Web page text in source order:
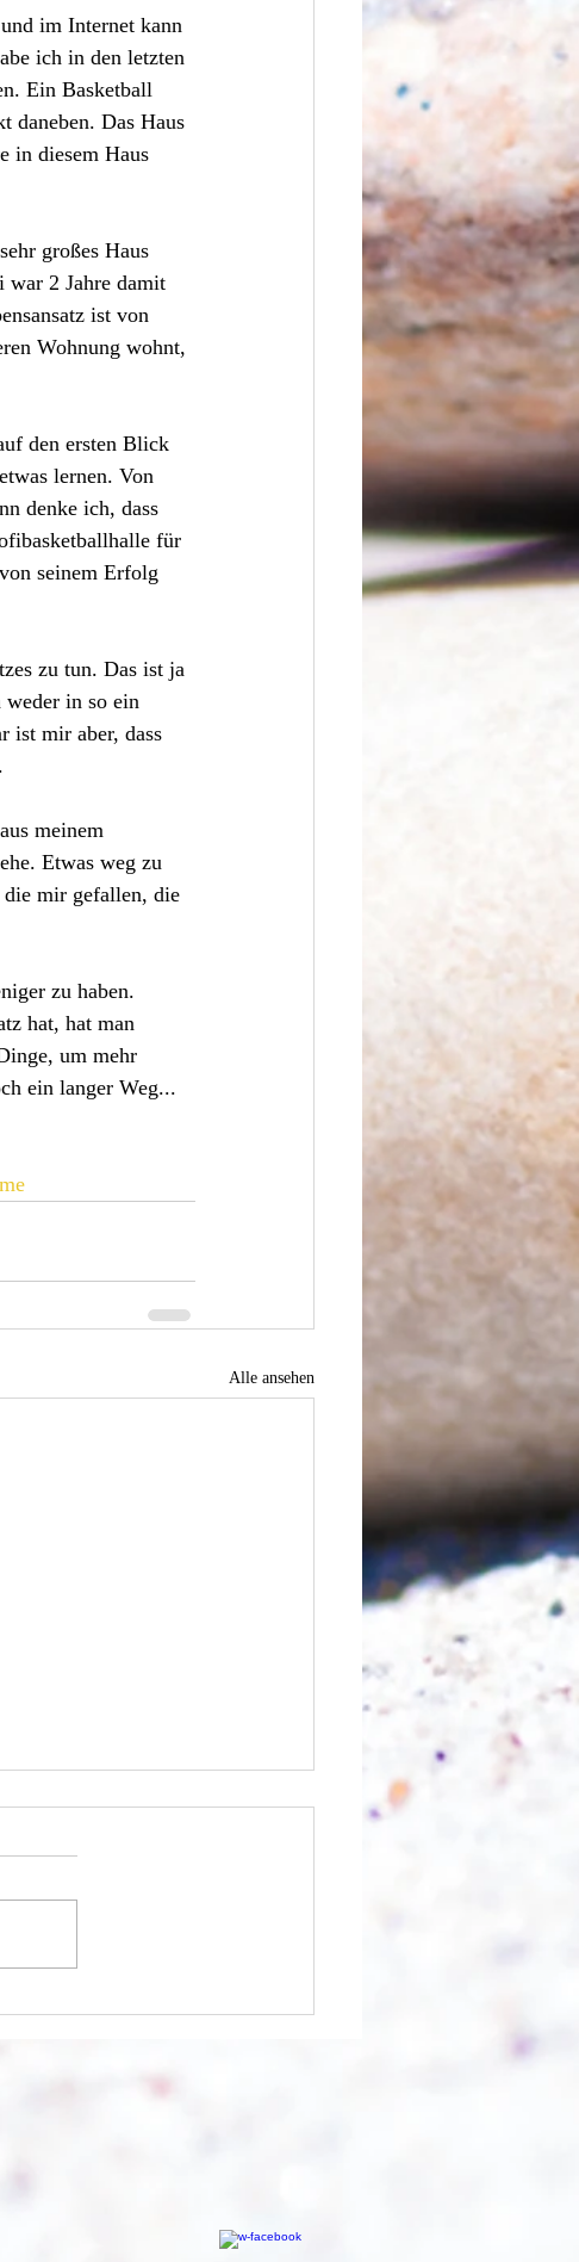
im Internet kann
ich in den letzten
Ein Basketball
daneben. Das Haus
in diesem Haus
großes Haus
war 2 Jahre damit
ist von
Wohnung wohnt,
den ersten Blick
lernen. Von
denke ich, dass
für
seinem Erfolg
zu tun. Das ist ja
weder in so ein
ist mir aber, dass
meinem
Etwas weg zu
die mir gefallen, die
zu haben.
hat, hat man
um mehr
ein langer Weg...
Alle ansehen